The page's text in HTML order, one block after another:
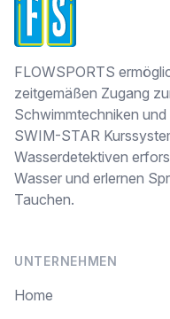
FLOWSPORTS
zeitgemäßen Zugang
Schwimmtechniken
SWIM-STAR
Wasserdetektiven
Wasser und erlernen
Tauchen.
UNTERNEHMEN
Home